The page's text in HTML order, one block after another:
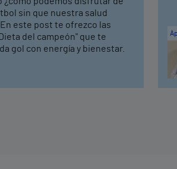
sin que nuestra salud
este post te ofrezco las
del campeón" que te
gol con energía y bienestar.